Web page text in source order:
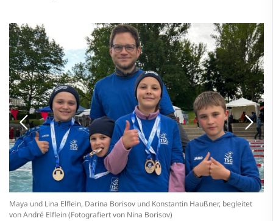
Maya und Lina Elflein, Darina Borisov und Konstantin Haußner, begleitet
von André Elflein (Fotografiert von Nina Borisov)